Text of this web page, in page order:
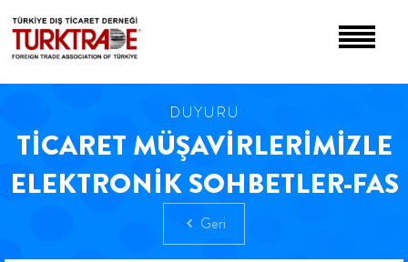
DUYURU
TİCARET MÜŞAVİRLERİMİZLE
ELEKTRONİK SOHBETLER-FAS
Geri